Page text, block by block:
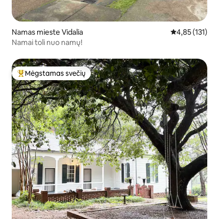
Namas mieste Vidalia Vidutinis
4,85 (131)
Namai toli nuo namų!
Svečių mėgstamiausias
Mėgstamas svečių